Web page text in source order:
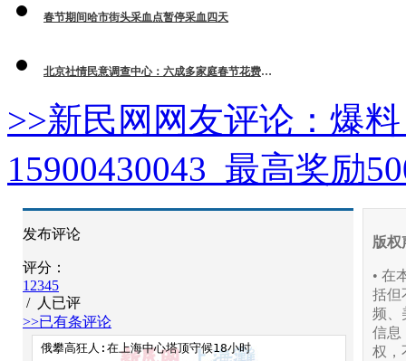
春节期间哈市街头采血点暂停采血四天
北京社情民意调查中心：六成多家庭春节花费未增加
>>新民网网友评论： 爆
15900430043 最高奖励
发布评论
评分：
1 2345
/
人已评
>>已有条评论
版权
• 在
括但
频、
信息
权，